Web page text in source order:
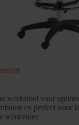
werkstoel voor
en perfect voor
werkvloer.